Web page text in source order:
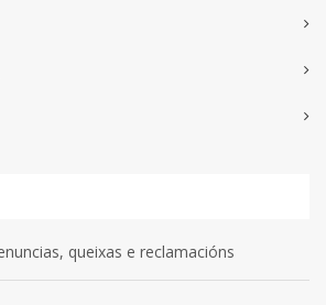
queixas e reclamacións